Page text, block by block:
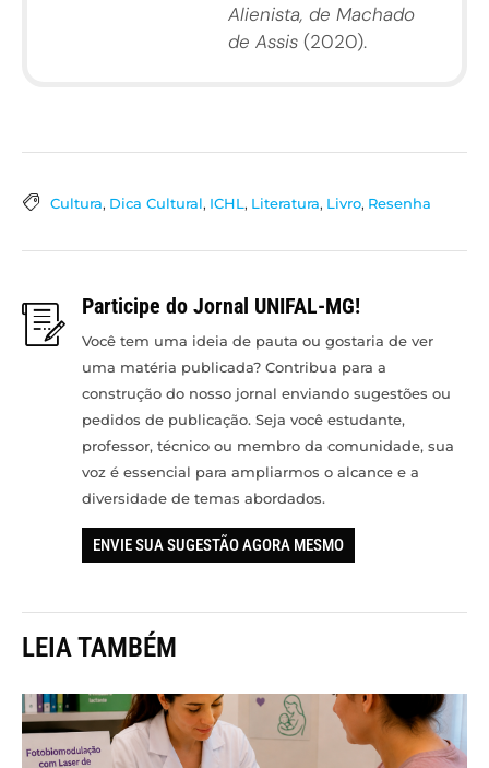
Alienista, de Machado
de Assis (2020).
Cultura, Dica Cultural, ICHL, Literatura, Livro, Resenha
Participe do Jornal UNIFAL-MG!
Você tem uma ideia de pauta ou gostaria de ver
uma matéria publicada? Contribua para a
construção do nosso jornal enviando sugestões ou
pedidos de publicação. Seja você estudante,
professor, técnico ou membro da comunidade, sua
voz é essencial para ampliarmos o alcance e a
diversidade de temas abordados.
ENVIE SUA SUGESTÃO AGORA MESMO
LEIA TAMBÉM